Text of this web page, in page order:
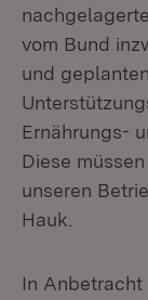
vom Bund
und
Ernährungs-
Diese
unseren
Hauk.
In